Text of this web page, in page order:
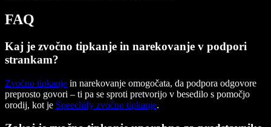
FAQ
Kaj je zvočno tipkanje in narekovanje v podpori
strankam?
Zvočno tipkanje in narekovanje omogočata, da podpora odgovore
preprosto govori – ti pa se sproti pretvorijo v besedilo s pomočjo
orodij, kot je Speechify zvočno tipkanje.